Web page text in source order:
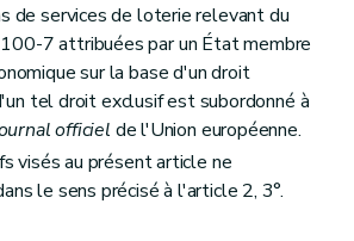
de services de loterie relevant du
7 attribuées par un État membre
sur la base d'un droit
tel droit exclusif est subordonné à
officiel de l'Union européenne.
visés au présent article ne
le sens précisé à l'article 2, 3°.